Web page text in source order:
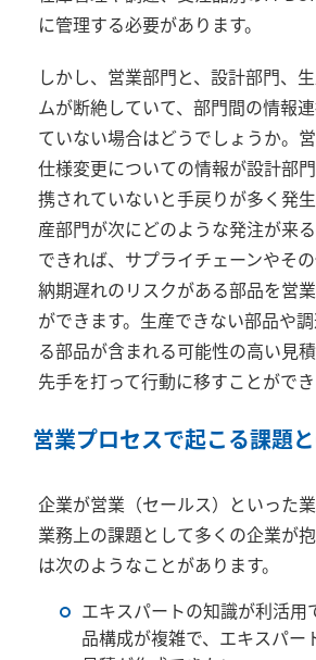
に管理する必要があります。
しかし、営業部門と、設計部門、
ムが断絶していて、部門間の情報
ていない場合はどうでしょうか。
仕様変更についての情報が設計部
携されていないと手戻りが多く発
産部門が次にどのような発注が来
できれば、サプライチェーンやそ
納期遅れのリスクがある部品を営
ができます。生産できない部品や
る部品が含まれる可能性の高い見
先手を打って行動に移すことができ
営業プロセスで起こる課題と
企業が営業（セールス）といった業
業務上の課題として多くの企業が
は次のようなことがあります。
エキスパートの知識が利活用
品構成が複雑で、エキスパー